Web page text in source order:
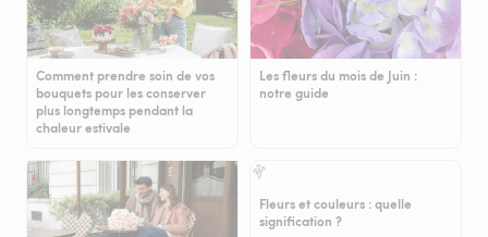
Comment prendre soin de vos
bouquets pour les conserver
plus longtemps pendant la
chaleur estivale
Les fleurs du mois de Juin :
notre guide
Fleurs et couleurs : quelle
signification ?